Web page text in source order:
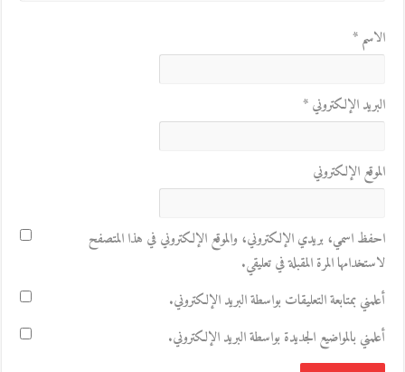
الاسم*
البريد الإلكتروني*
الموقع الإلكتروني
احفظ اسمي، بريدي الإلكتروني، والموقع الإلكتروني في هذا المتصفح
لاستخدامها المرة المقبلة في تعليقي.
أعلمني بمتابعة التعليقات بواسطة البريد الإلكتروني.
أعلمني بالمواضيع الجديدة بواسطة البريد الإلكتروني.